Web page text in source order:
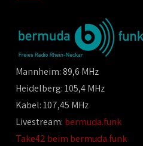
Mannheim: 89,6 MHz
Heidelberg: 105,4 MHz
Kabel: 107,45 MHz
Livestream: bermuda.funk
Take42 beim bermuda.funk